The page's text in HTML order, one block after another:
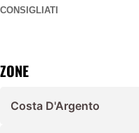
CONSIGLIATI
ZONE
Costa D'Argento